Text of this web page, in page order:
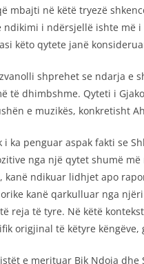
mbajti në këtë tryezë
i ndërsjellë ishte më
këto qytete janë
shprehet se ndarja e
të dhimbshme. Qyteti i
e muzikës, konkretisht
ka penguar aspak fakti se
nga një qytet shumë
kanë ndikuar lidhjet apo
kanë qarkulluar nga
reja të tyre. Në këtë
origjinal të këtyre
e merituar Bik Ndoja